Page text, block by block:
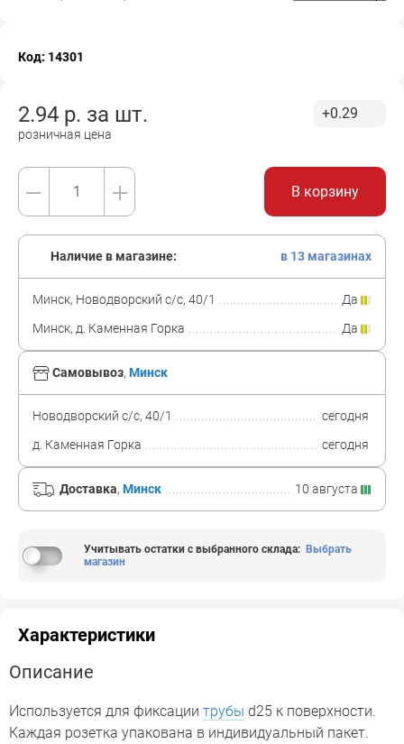
Код: 14301
2.94 р. за шт.
розничная цена
+0.29
В корзину
Самовывоз, Минск
Новодворский с/с, 40/1
сегодня
д. Каменная Горка
сегодня
Доставка, Минск 10 августа
Наличие в магазине: в 13 магазинах
Минск, Новодворский с/с, 40/1
Да
Минск, д. Каменная Горка
Да
Учитывать остатки с выбранного склада: Выбрать
магазин
Характеристики
Описание
Используется для фиксации трубы d25 к поверхности.
Каждая розетка упакована в индивидуальный пакет.